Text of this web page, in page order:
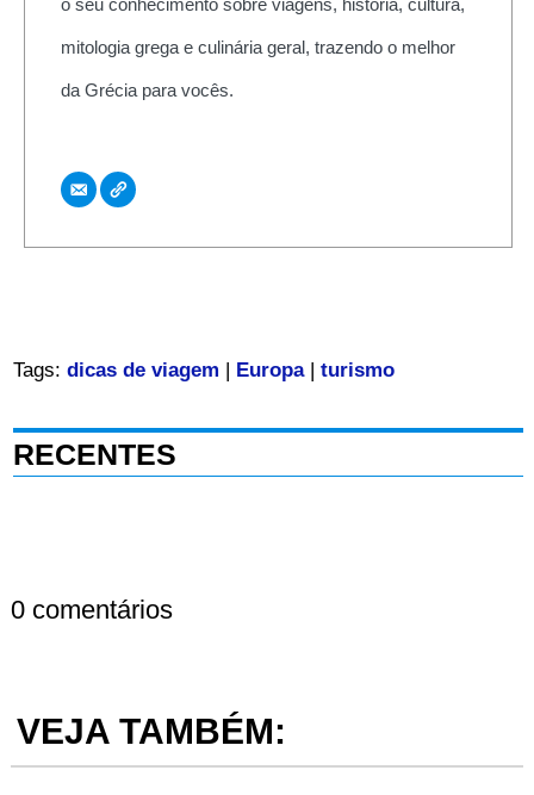
o seu conhecimento sobre viagens, história, cultura,
mitologia grega e culinária geral, trazendo o melhor
da Grécia para vocês.
Tags: dicas de viagem | Europa| turismo
RECENTES
0 comentários
VEJA TAMBÉM: